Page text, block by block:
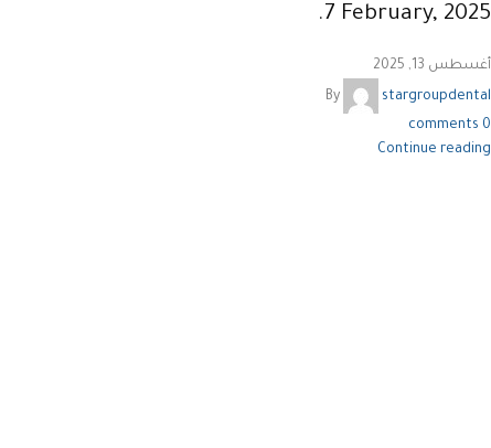
7 February, 2025.
أغسطس 13, 2025
By
stargroupdental
0
comments
Continue reading